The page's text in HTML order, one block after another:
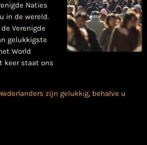
Naties
in de wereld.
Verenigde
gelukkigste
World
keer staat ons
zijn gelukkig, behalve u